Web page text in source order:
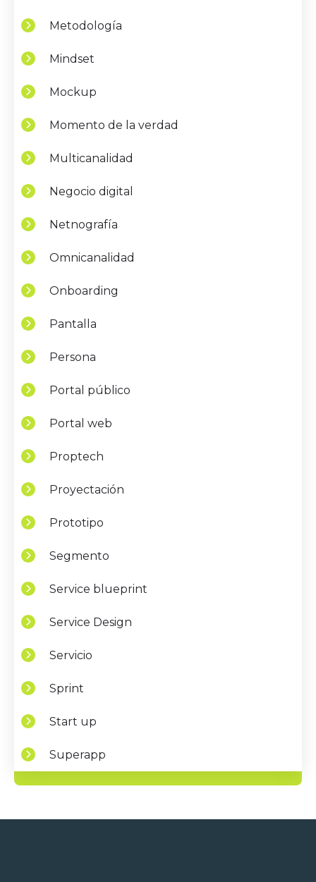
Metodología
Mindset
Mockup
Momento de la verdad
Multicanalidad
Negocio digital
Netnografía
Omnicanalidad
Onboarding
Pantalla
Persona
Portal público
Portal web
Proptech
Proyectación
Prototipo
Segmento
Service blueprint
Service Design
Servicio
Sprint
Start up
Superapp